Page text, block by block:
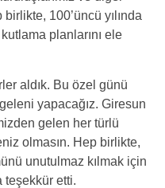
100’üncü yılında
planlarını ele
aldık. Bu özel günü
yapacağız. Giresun
gelen her türlü
olmasın. Hep birlikte,
unutulmaz kılmak için
teşekkür etti.